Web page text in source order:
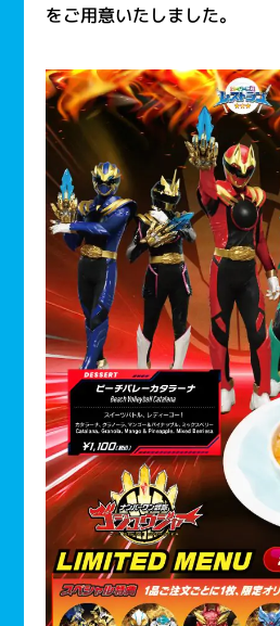
をご用意いたしました。